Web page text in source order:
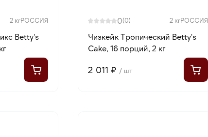
2 кгРОССИЯ
Betty's
0(0) 2 кгРОССИЯ
Чизкейк Тропический Betty's
Cake, 16 порций, 2 кг
2 011 ₽ / шт